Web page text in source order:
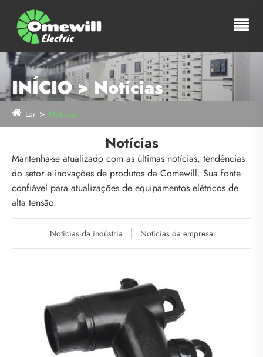
INÍCIO > Notícias
Lar Notícias
Notícias
Mantenha-se atualizado com as últimas notícias, tendências
do setor e inovações de produtos da Comewill. Sua fonte
confiável para atualizações de equipamentos elétricos de
alta tensão.
Notícias da indústria Notícias da empresa